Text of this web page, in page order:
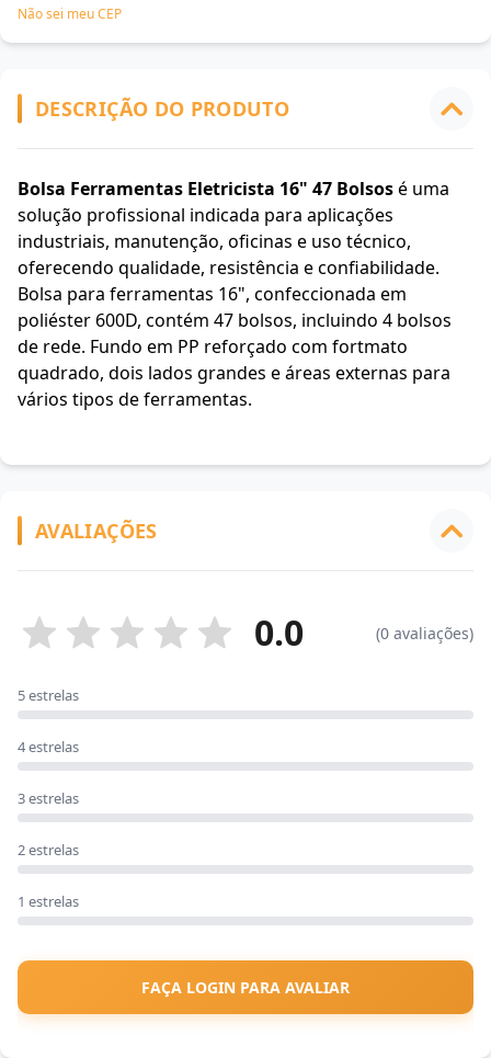
Não sei meu CEP
DESCRIÇÃO DO PRODUTO
Bolsa Ferramentas Eletricista 16" 47 Bolsosé uma
solução profissional indicada para aplicações
industriais, manutenção, oficinas e uso técnico,
oferecendo qualidade, resistência e confiabilidade.
Bolsa para ferramentas 16", confeccionada em
poliéster 600D, contém 47 bolsos, incluindo 4 bolsos
de rede. Fundo em PP reforçado com fortmato
quadrado, dois lados grandes e áreas externas para
vários tipos de ferramentas.
AVALIAÇÕES
0.0 (0 avaliações)
5 estrelas
4 estrelas
3 estrelas
2 estrelas
1 estrelas
FAÇA LOGIN PARA AVALIAR